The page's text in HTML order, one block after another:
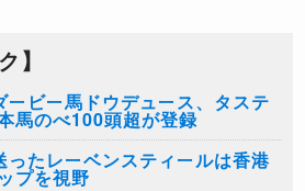
】
ービー馬ドウデュース、タステ
馬のべ100頭超が登録
ったレーベンスティールは香港
プを視野